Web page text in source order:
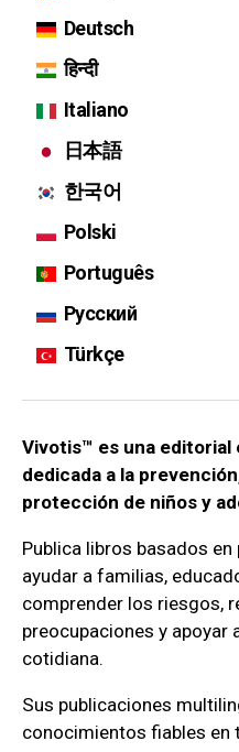
Deutsch
हिन्दी
Italiano
日本語
한국어
Polski
Português
Русский
Türkçe
Vivotis™ es una
dedicada a la
protección de niños y
Publica libros basados
ayudar a familias,
comprender los riesgos,
preocupaciones y apoyar
cotidiana.
Sus publicaciones
conocimientos fiables en